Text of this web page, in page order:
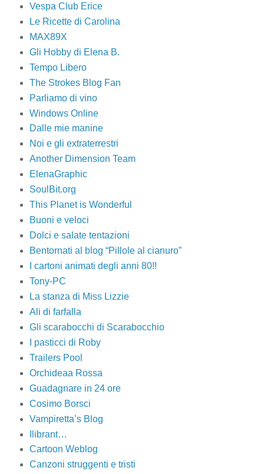
Vespa Club Erice
Le Ricette di Carolina
MAX89X
Gli Hobby di Elena B.
Tempo Libero
The Strokes Blog Fan
Parliamo di vino
Windows Online
Dalle mie manine
Noi e gli extraterrestri
Another Dimension Team
ElenaGraphic
SoulBit.org
This Planet is Wonderful
Buoni e veloci
Dolci e salate tentazioni
Bentornati al blog “Pillole al cianuro”
I cartoni animati degli anni 80!!
Tony-PC
La stanza di Miss Lizzie
Ali di farfalla
Gli scarabocchi di Scarabocchio
I pasticci di Roby
Trailers Pool
Orchideaa Rossa
Guadagnare in 24 ore
Cosimo Borsci
Vampiretta’s Blog
Ilibrant…
Cartoon Weblog
Canzoni struggenti e tristi